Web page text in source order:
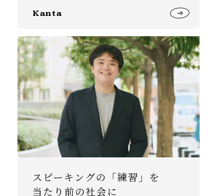
Kanta
スピーキングの「練習」を
当たり前の社会に